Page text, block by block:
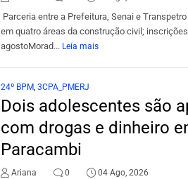
Parceria entre a Prefeitura, Senai e
em quatro áreas da construção civil;
agostoMorad... Leia mais
24º BPM, 3CPA_PMERJ
Dois adolescentes são
com drogas e dinheiro
Paracambi
Ariana 0 04 Ago, 2026